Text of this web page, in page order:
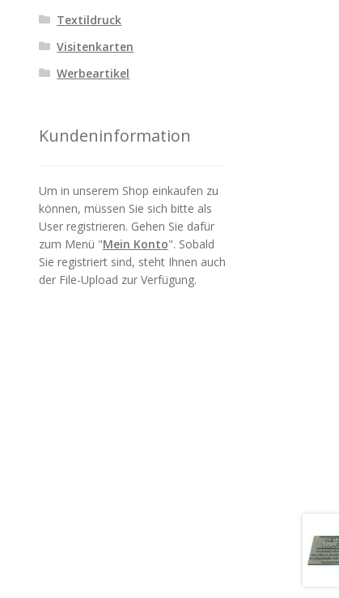
Textildruck
Visitenkarten
Werbeartikel
Kundeninformation
Um in unserem Shop einkaufen zu
können, müssen Sie sich bitte als
User registrieren. Gehen Sie dafür
zum Menü "Mein Konto". Sobald
Sie registriert sind, steht Ihnen auch
der File-Upload zur Verfügung.